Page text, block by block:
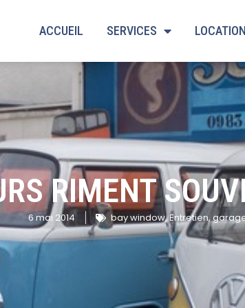
ACCUEIL SERVICES LOCATION
RIMENT
6 mai 2014 bay window,Entretien,